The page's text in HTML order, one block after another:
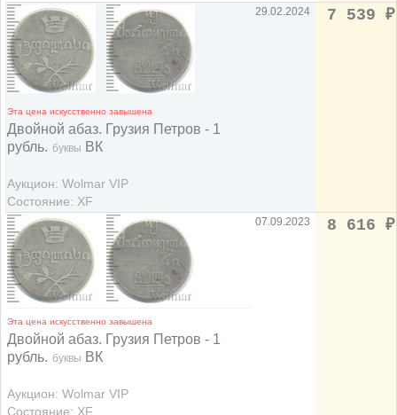
Эта цена искусственно завышена
Двойной абаз. Грузия Петров - 1
рубль. буквы ВК
Аукцион: Wolmar VIP
Состояние: XF
29.02.2024 7 539 ₽
Эта цена искусственно завышена
Двойной абаз. Грузия Петров - 1
рубль. буквы ВК
Аукцион: Wolmar VIP
Состояние: XF
07.09.2023 8 616 ₽